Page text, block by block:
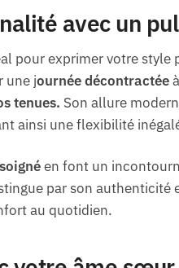
avec un
pour exprimer votre
une journée décontractée
tenues. Son allure
ainsi une flexibilité
en font un
par son
au quotidien.